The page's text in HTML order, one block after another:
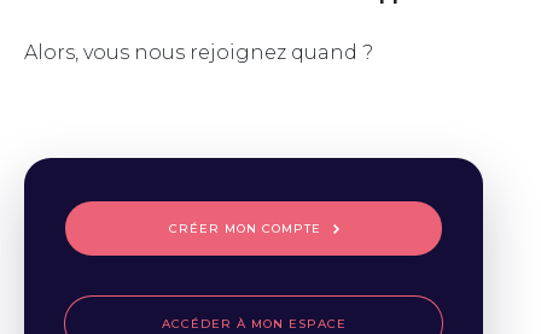
Alors, vous nous rejoignez quand ?
CRÉER MON COMPTE
ACCÉDER À MON ESPACE